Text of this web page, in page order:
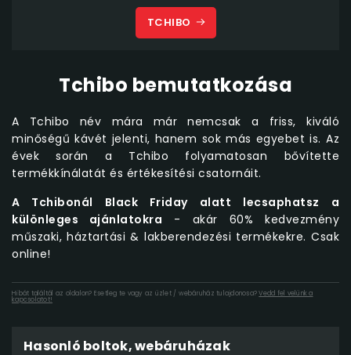
TCHIBO
Tchibo bemutatkozása
A Tchibo név mára már nemcsak a friss, kiváló
minőségű kávét jelenti, hanem sok más egyebet is. Az
évek során a Tchibo folyamatosan bővítette
termékkínálatát és értékesítési csatornáit.
A Tchibonál Black Friday alatt lecsaphatsz a
különleges ajánlatokra - akár 60% kedvezmény
műszaki, háztartási & lakberendezési termékekre. Csak
online!
Hibát találtál az oldalon? Esetleg te vagy az üzlet / webáruház tulajdonosa?Vedd fel velünk a
kapcsolatot!
Hasonló boltok, webáruházak